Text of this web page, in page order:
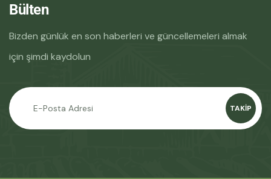
Bülten
Bizden günlük en son haberleri ve güncellemeleri almak
için şimdi kaydolun
TAKIP